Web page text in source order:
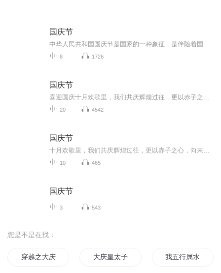
国庆节
8 1726
国庆节
20 4542
国庆节
10 465
国庆节
3 543
您是不是在找：
穿越之大庆帝国 大庆皇太子 我五行属水命里